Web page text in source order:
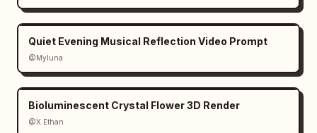
Quiet Evening Musical Reflection Video Prompt
@Myluna
Bioluminescent Crystal Flower 3D Render
@X Ethan